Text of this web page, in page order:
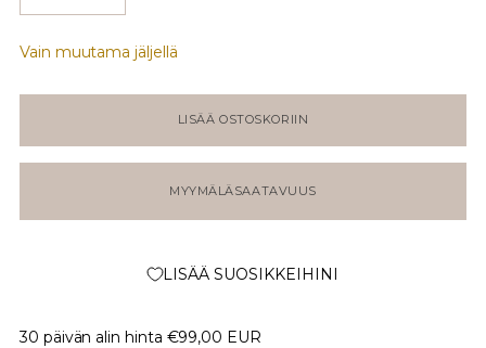
Vain muutama jäljellä
LISÄÄ OSTOSKORIIN
MYYMÄLÄSAATAVUUS
LISÄÄ SUOSIKKEIHINI
30 päivän alin hinta €99,00 EUR